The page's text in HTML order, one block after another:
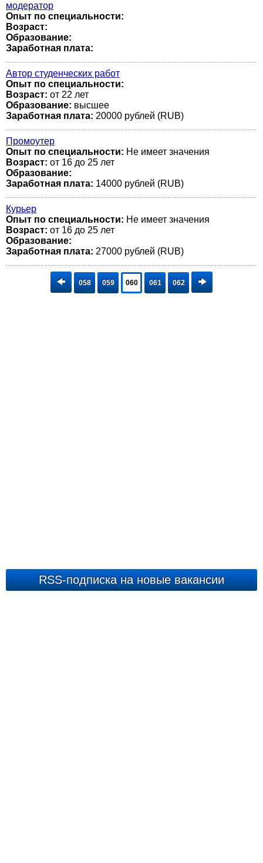
модератор
Опыт по специальности:
Возраст:
Образование:
Заработная плата:
Автор студенческих работ
Опыт по специальности:
Возраст: от 22 лет
Образование: высшее
Заработная плата: 20000 рублей (RUB)
Промоутер
Опыт по специальности: Не имеет значения
Возраст: от 16 до 25 лет
Образование:
Заработная плата: 14000 рублей (RUB)
Курьер
Опыт по специальности: Не имеет значения
Возраст: от 16 до 25 лет
Образование:
Заработная плата: 27000 рублей (RUB)
058 059 060 061 062
RSS-подписка на новые вакансии